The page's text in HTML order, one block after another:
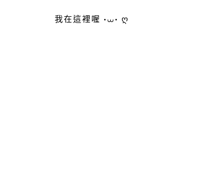
我在這裡喔 •⩊• ღ